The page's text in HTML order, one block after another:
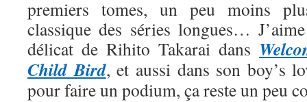
premiers tomes, un peu moins
classique des séries longues…
délicat de Rihito Takarai dans
Child Bird, et aussi dans son boy’s
pour faire un podium, ça reste un peu